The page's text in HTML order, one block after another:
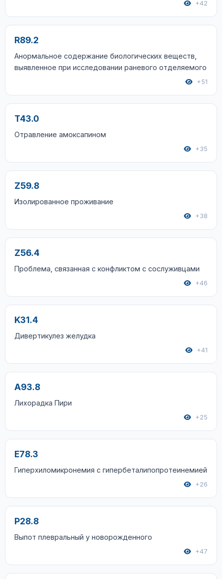
+42
R89.2
Анормальное содержание биологических веществ,
выявленное при исследовании раневого отделяемого
+51
T43.0
Отравление амоксапином
+35
Z59.8
Изолированное проживание
+38
Z56.4
Проблема, связанная с конфликтом с сослуживцами
+46
K31.4
Дивертикулез желудка
+41
A93.8
Лихорадка Пири
+25
E78.3
Гиперхиломикронемия с гипербеталипопротеинемией
+26
P28.8
Выпот плевральный у новорожденного
+47